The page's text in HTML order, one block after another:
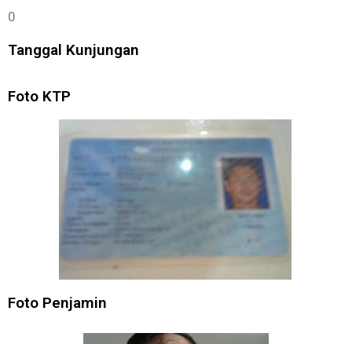
0
Tanggal Kunjungan
Foto KTP
Foto Penjamin